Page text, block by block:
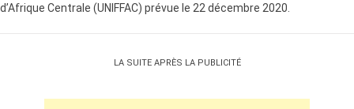
d’Afrique Centrale (UNIFFAC) prévue le 22 décembre 2020.
LA SUITE APRÈS LA PUBLICITÉ